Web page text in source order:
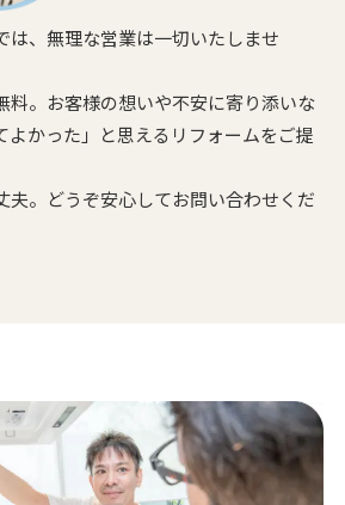
は、無理な営業は一切いたしませ
料。お客様の想いや不安に寄り添いな
よかった」と思えるリフォームをご提
夫。どうぞ安心してお問い合わせくだ